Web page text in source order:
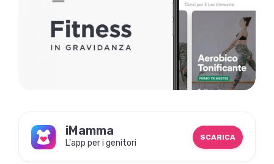
iMamma
L'app per i genitori
SCARICA